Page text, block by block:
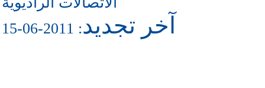
آخر تجديد: 2011-06-15